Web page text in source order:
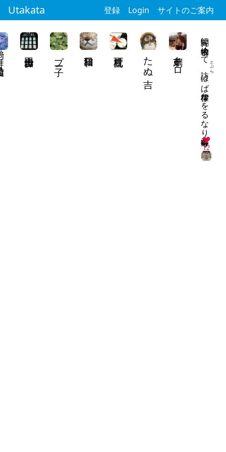
Utakata 登録 Login サイトのご案内
宵闇に古物求めて
とぶら
はば檸檬かをるなり二条寺町
12
刺草キロ
たぬ吉
プー子
乃